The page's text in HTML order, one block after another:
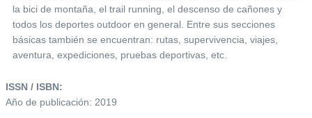
la bici de montaña, el trail running, el descenso de cañones y
todos los deportes outdoor en general. Entre sus secciones
básicas también se encuentran: rutas, supervivencia, viajes,
aventura, expediciones, pruebas deportivas, etc.
ISSN / ISBN:
Año de publicación: 2019